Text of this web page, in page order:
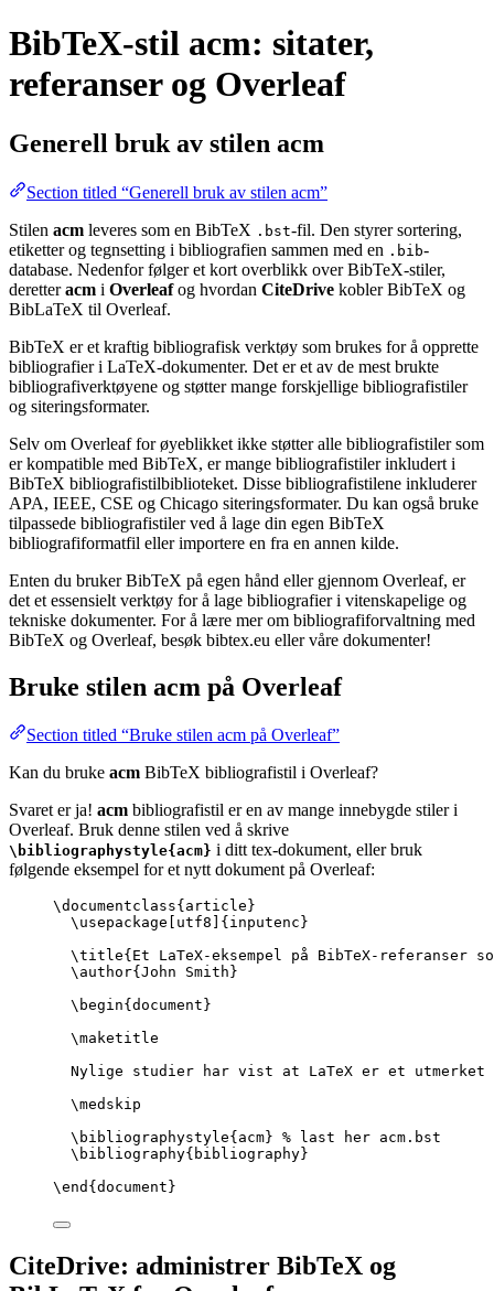
BibTeX-stil acm: sitater,
referanser og Overleaf
Generell bruk av stilen acm
Section titled “Generell bruk av stilen acm”
Stilen acm leveres som en BibTeX .bst-fil. Den styrer sortering,
etiketter og tegnsetting i bibliografien sammen med en .bib-
database. Nedenfor følger et kort overblikk over BibTeX-stiler,
deretteracm i Overleafog hvordan CiteDrive kobler BibTeX og
BibLaTeX til Overleaf.
BibTeX er et kraftig bibliografisk verktøy som brukes for å opprette
bibliografier i LaTeX-dokumenter. Det er et av de mest brukte
bibliografiverktøyene og støtter mange forskjellige bibliografistiler
og siteringsformater.
Selv om Overleaf for øyeblikket ikke støtter alle bibliografistiler som
er kompatible med BibTeX, er mange bibliografistiler inkludert i
BibTeX bibliografistilbiblioteket. Disse bibliografistilene inkluderer
APA, IEEE, CSE og Chicago siteringsformater. Du kan også bruke
tilpassede bibliografistiler ved å lage din egen BibTeX
bibliografiformatfil eller importere en fra en annen kilde.
Enten du bruker BibTeX på egen hånd eller gjennom Overleaf, er
det et essensielt verktøy for å lage bibliografier i vitenskapelige og
tekniske dokumenter. For å lære mer om bibliografiforvaltning med
BibTeX og Overleaf, besøk bibtex.eu eller våre dokumenter!
Bruke stilen acm på Overleaf
Section titled “Bruke stilen acm på Overleaf”
Kan du bruke acm BibTeX bibliografistil i Overleaf?
Svaret er ja! acm bibliografistil er en av mange innebygde stiler i
Overleaf. Bruk denne stilen ved å skrive
\bibliographystyle{acm} i ditt tex-dokument, eller bruk
følgende eksempel for et nytt dokument på Overleaf:
\documentclass{ article }
\usepackage
utf8 ]{ inputenc }
\title{Et LaTeX-eksempel på BibTeX-
\author{John Smith}
\begin{ document }
\maketitle
Nylige studier har vist at LaTeX er et utmerket
\medskip
\bibliographystyle{acm} % last her acm.bst
\bibliography{bibliography}
\end { document }
CiteDrive: administrer BibTeX og